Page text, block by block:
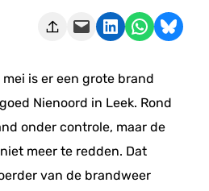
Deze pagina e-mailen Delen op LinkedIn Delen via WhatsApp Share on Bluesky
is er een grote brand
Nienoord in Leek. Rond
onder controle, maar de
meer te redden. Dat
van de brandweer